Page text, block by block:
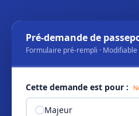
Pré-demande de
Formulaire pré-rempli · Modifiable
Cette demande est pour :
Majeur